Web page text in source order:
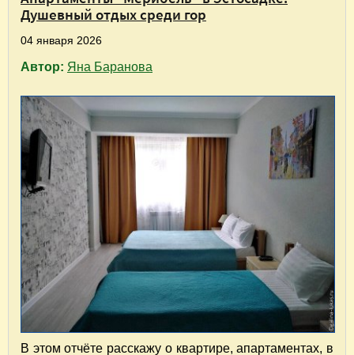
Душевный отдых среди гор
04 января 2026
Автор: Яна Баранова
В этом отчёте расскажу о квартире, апартаментах, в